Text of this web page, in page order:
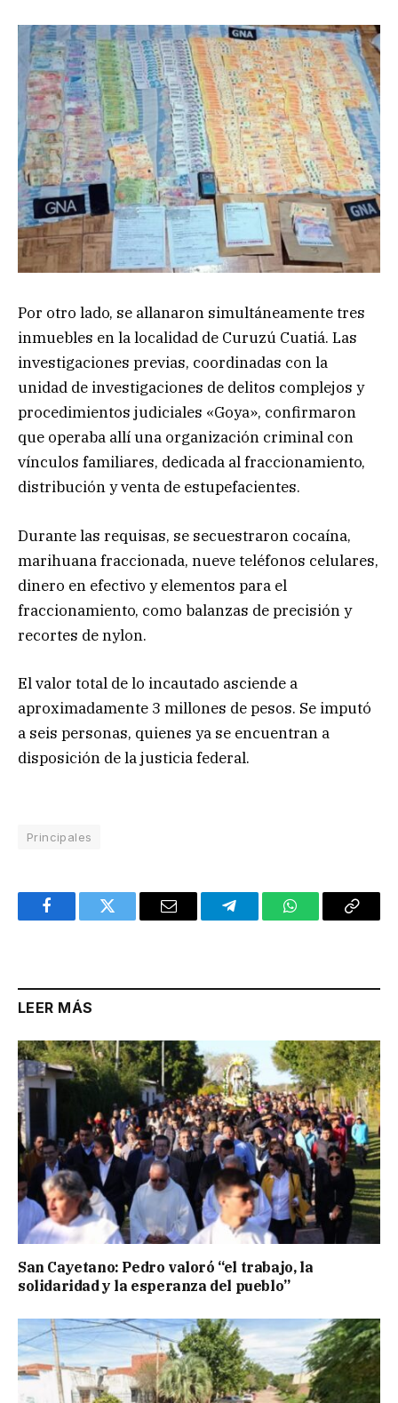
Por otro lado, se allanaron simultáneamente tres
inmuebles en la localidad de Curuzú Cuatiá. Las
investigaciones previas, coordinadas con la
unidad de investigaciones de delitos complejos y
procedimientos judiciales «Goya», confirmaron
que operaba allí una organización criminal con
vínculos familiares, dedicada al fraccionamiento,
distribución y venta de estupefacientes.
Durante las requisas, se secuestraron cocaína,
marihuana fraccionada, nueve teléfonos celulares,
dinero en efectivo y elementos para el
fraccionamiento, como balanzas de precisión y
recortes de nylon.
El valor total de lo incautado asciende a
aproximadamente 3 millones de pesos. Se imputó
a seis personas, quienes ya se encuentran a
disposición de la justicia federal.
Principales
FacebookTwitter Email TelegramWhatsAppCopy
LEER MÁS
San Cayetano: Pedro valoró “el trabajo, la
solidaridad y la esperanza del pueblo”